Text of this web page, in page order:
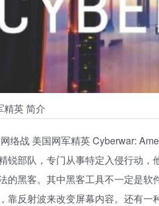
精英 简介
络战 美国网军精英 Cyberwar:
锐部队，专门从事特定入侵行动
的黑客。其中黑客工具不一定是
靠反射波来改变屏幕内容。还有